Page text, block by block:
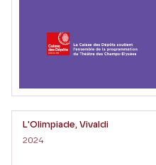
L'Olimpiade, Vivaldi
2024